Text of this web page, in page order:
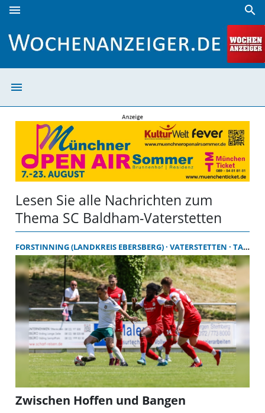
menu search
menu
Lesen Sie alle Nachrichten zum
Thema SC Baldham-Vaterstetten
FORSTINNING (LANDKREIS EBERSBERG) VATERSTETTEN TAUFKIRCHEN-VILS (LANDKREIS ERDING)
Zwischen Hoffen und Bangen